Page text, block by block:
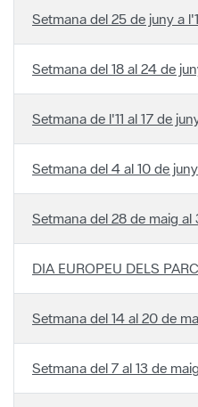
Setmana del 25 de juny a
Setmana del 18 al 24 de
Setmana de l'11 al 17 de
Setmana del 4 al 10 de
Setmana del 28 de maig al
DIA EUROPEU DELS
Setmana del 14 al 20 de
Setmana del 7 al 13 de